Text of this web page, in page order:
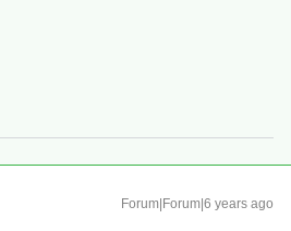
Forum|Forum|6 years ago